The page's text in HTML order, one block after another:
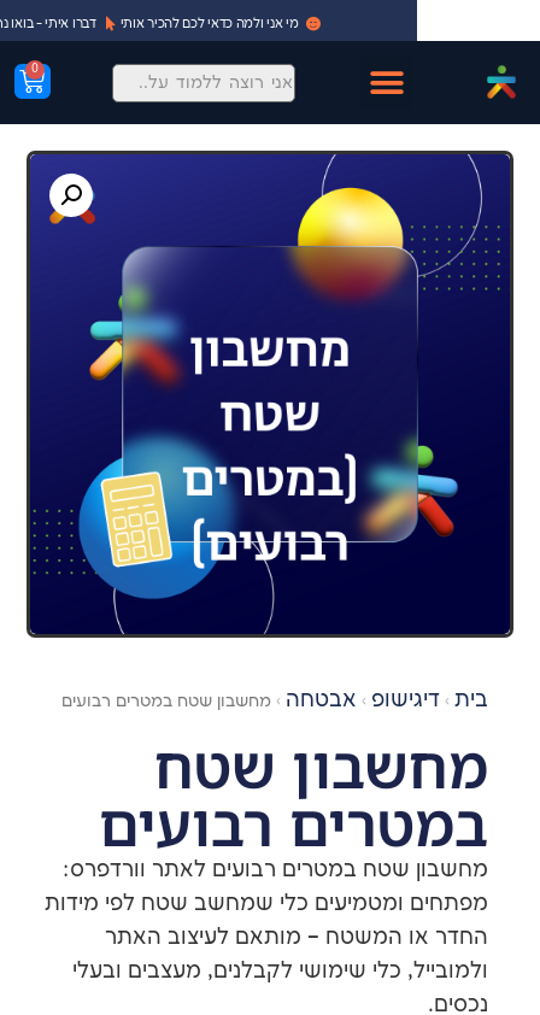
מי אני ולמה כדאי לכם להכיר אותי דברו איתי - בואו נתחיל!
0
› אבטחה › מחשבון שטח במטרים רבועים
שטח
רבועים
שטח במטרים רבועים לאתר וורדפרס:
ומטמיעים כלי שמחשב שטח לפי מידות
המשטח – מותאם לעיצוב האתר
כלי שימושי לקבלנים, מעצבים ובעלי